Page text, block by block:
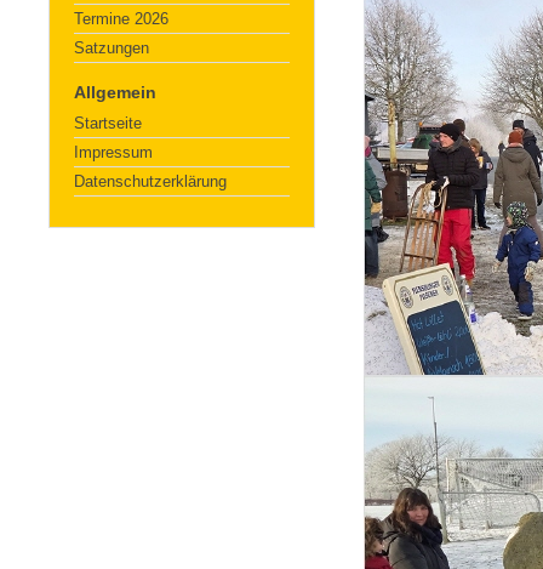
Termine 2026
Satzungen
Allgemein
Startseite
Impressum
Datenschutzerklärung